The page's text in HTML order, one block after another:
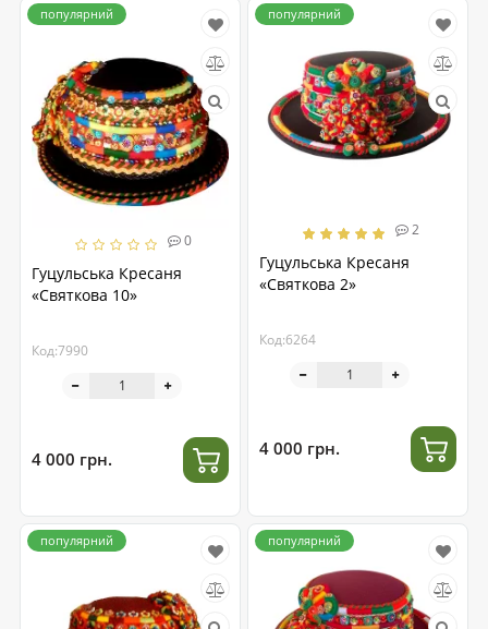
0
Гуцульська Кресаня
«Святкова 10»
Код:7990
популярний
4 000 грн.
2
Гуцульська Кресаня
«Святкова 2»
Код:6264
популярний
4 000 грн.
популярний популярний